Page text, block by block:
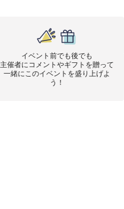
イベント前でも後でも
主催者にコメントやギフトを贈って
一緒にこのイベントを盛り上げよ
う！